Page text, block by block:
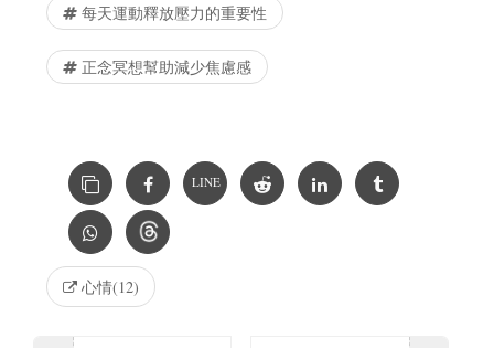
每天運動釋放壓力的重要性
正念冥想幫助減少焦慮感
LINE
心情(12)